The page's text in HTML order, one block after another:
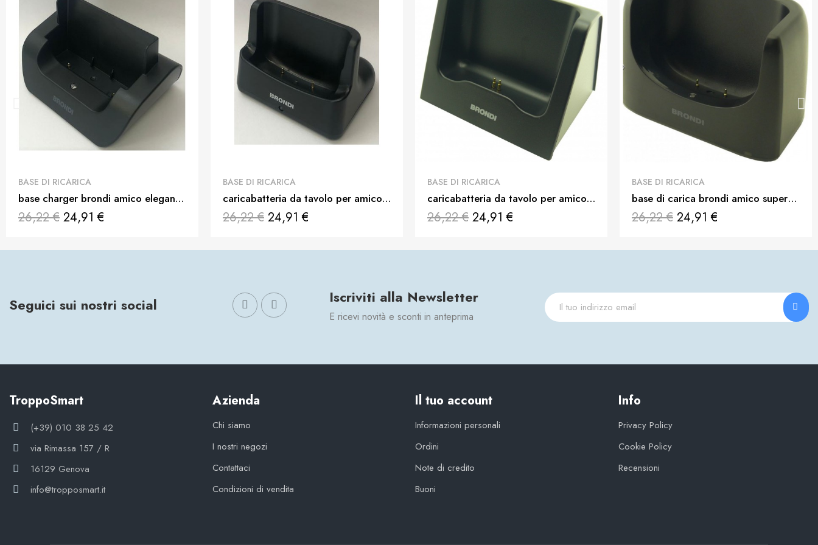
QUICK VIEW
BASE DI RICARICA
base charger brondi amico elegant 2cavo non incluso
26,22 € 24,91 €
QUICK VIEW
BASE DI RICARICA
caricabatteria da tavolo per amico flip + nera cavo non incluso
26,22 € 24,91 €
QUICK VIEW
BASE DI RICARICA
caricabatteria da tavolo per amico radio cavo non incluso
26,22 € 24,91 €
QUICK VIEW
BASE DI RICARICA
base di carica brondi amico supervoice supervoice con connettore usb-c senza cavo
26,22 € 24,91 €
Seguici sui nostri social Iscriviti alla Newsletter
E ricevi novità e sconti in anteprima
TroppoSmart
(+39) 010 38 25 42
via Rimassa 157 / R
16129 Genova
info@tropposmart.it
Azienda
Chi siamo
I nostri negozi
Contattaci
Condizioni di vendita
Il tuo account
Informazioni personali
Ordini
Note di credito
Buoni
Info
Privacy Policy
Cookie Policy
Recensioni